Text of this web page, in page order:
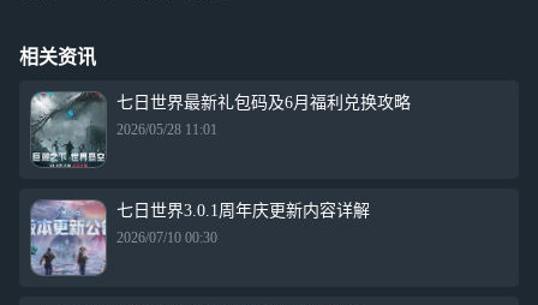
相关资讯
七日世界最新礼包码及6月福利兑换攻略
2026/05/28 11:01
七日世界3.0.1周年庆更新内容详解
2026/07/10 00:30